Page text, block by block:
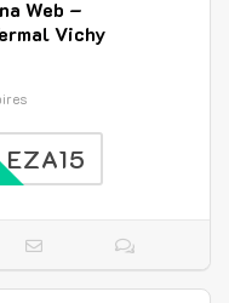
Web –
Vichy